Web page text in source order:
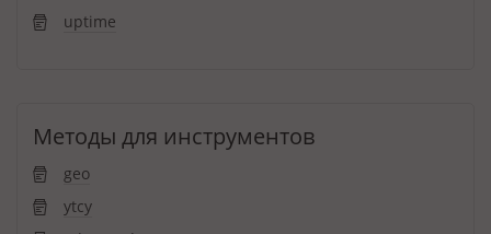
uptime
Методы для инструментов
geo
ytcy